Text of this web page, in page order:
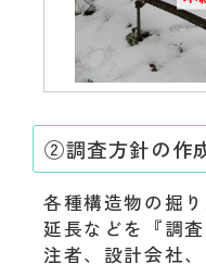
②調査方針の作
各種構造物の掘
延長などを『調
注者、設計会社